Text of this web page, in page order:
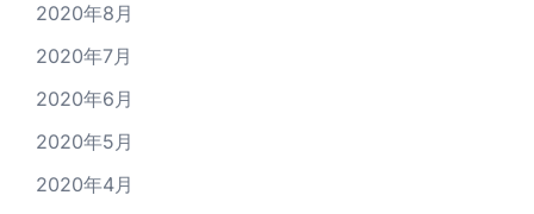
2020年8月
2020年7月
2020年6月
2020年5月
2020年4月